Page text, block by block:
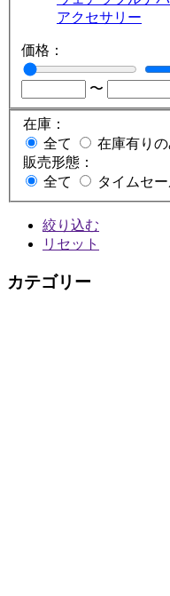
アクセサリー
価格：
〜
在庫：
全て
在庫有りの
販売形態：
全て
タイムセ
絞り込む
リセット
カテゴリー